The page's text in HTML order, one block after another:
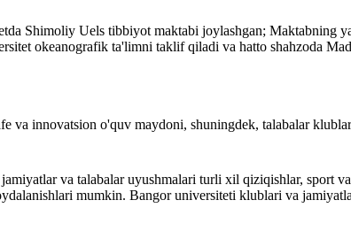
Shimoliy Uels tibbiyot maktabi joylashgan; Maktabning
okeanografik ta'limni taklif qiladi va hatto shahzoda
va innovatsion o'quv maydoni, shuningdek, talabalar
va talabalar uyushmalari turli xil qiziqishlar, sport
mumkin. Bangor universiteti klublari va